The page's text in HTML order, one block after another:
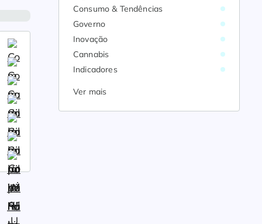
Consumo & Tendências
Governo
Inovação
Cannabis
Indicadores
Ver mais